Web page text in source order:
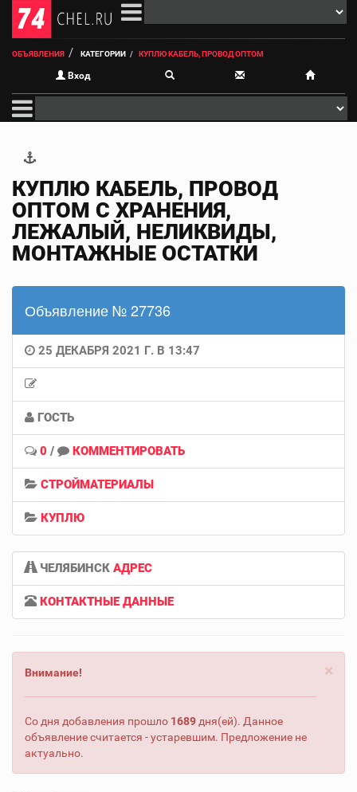
ОБЪЯВЛЕНИЯ КАТЕГОРИИ КУПЛЮ КАБЕЛЬ, ПРОВОД ОПТОМ
Вход
КУПЛЮ КАБЕЛЬ, ПРОВОД
ОПТОМ С ХРАНЕНИЯ,
ЛЕЖАЛЫЙ, НЕЛИКВИДЫ,
МОНТАЖНЫЕ ОСТАТКИ
Объявление № 27736
25 ДЕКАБРЯ 2021 Г. В 13:47
ГОСТЬ
0 / КОММЕНТИРОВАТЬ
СТРОЙМАТЕРИАЛЫ
КУПЛЮ
ЧЕЛЯБИНСК АДРЕС
КОНТАКТНЫЕ ДАННЫЕ
×
Внимание!
Со дня добавления прошло 1689 дня(ей). Данное
объявление считается - устаревшим. Предложение не
актуально.